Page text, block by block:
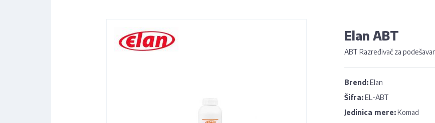
Elan ABT
ABT Razređivač za
Brend:Elan
Šifra:EL-ABT
Jedinica mere:Komad